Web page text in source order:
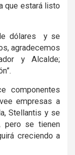
que estará listo
dólares y se
agradecemos
y Alcalde;
componentes
empresas a
Stellantis y se
pero se tienen
creciendo a